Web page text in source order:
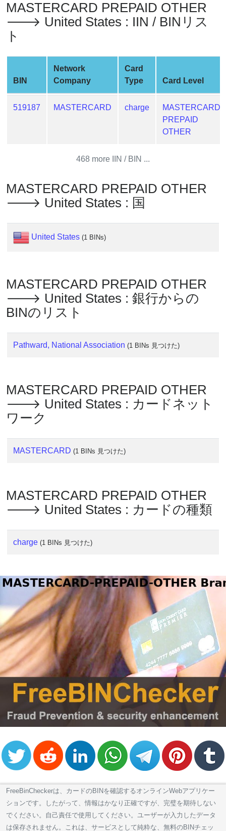
from
BIN
Credit
Checker
What
is
Lookup
IP
Checker
MASTERCARD PREPAID OTHER
🡒 United States : IIN / BINリス
ト
BIN
Network
Company
Card
Type
Card Level
519187 MASTERCARD charge
MASTERCARD
PREPAID
OTHER
468 more IIN / BIN ...
MASTERCARD PREPAID OTHER
🡒 United States : 国
United States (1 BINs)
MASTERCARD PREPAID OTHER
🡒 United States : 銀行からの
BINのリスト
Pathward, National Association (1 BINs 見つけた)
MASTERCARD PREPAID OTHER
🡒 United States : カードネット
ワーク
MASTERCARD (1 BINs 見つけた)
MASTERCARD PREPAID OTHER
🡒 United States : カードの種類
charge (1 BINs 見つけた)
FreeBinCheckerは、カードのBINを確認するオンラインWebアプリケー
ションです。したがって、情報はかなり正確ですが、完璧を期待しない
でください。自己責任で使用してください。ユーザーが入力したデータ
は保存されません。これは、サービスとして純粋な、無料のBINチェッ